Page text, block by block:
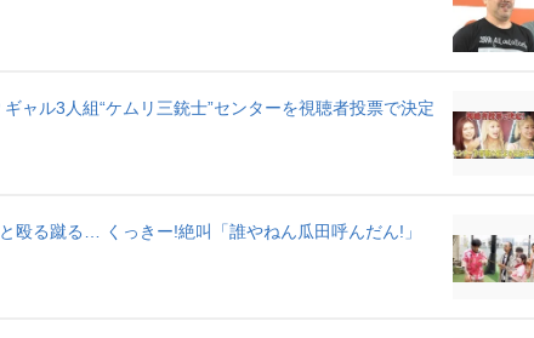
ギャル3人組“ケムリ三銃士”センターを視聴者投票で決定
殴る蹴る… くっきー!絶叫「誰やねん瓜田呼んだん!」